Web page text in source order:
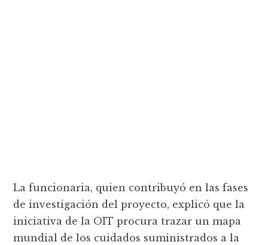
La funcionaria, quien contribuyó en las fases
de investigación del proyecto, explicó que la
iniciativa de la OIT procura trazar un mapa
mundial de los cuidados suministrados a la